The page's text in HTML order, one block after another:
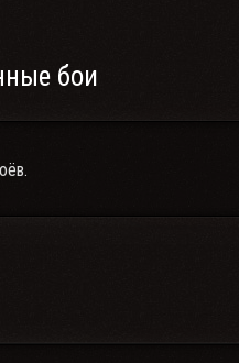
бои